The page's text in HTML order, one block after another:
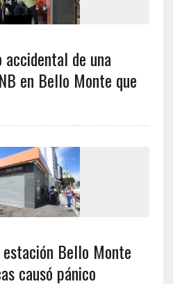
de una
en Bello Monte que
Bello Monte
causó pánico